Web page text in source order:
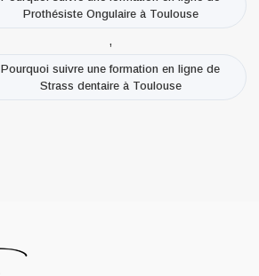
Prothésiste Ongulaire à Toulouse
,
Pourquoi suivre une formation en ligne de
Strass dentaire à Toulouse